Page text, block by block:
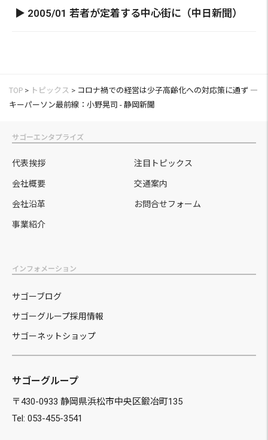
▶ 2005/01 若者が定着する中心街に（中日新聞）
TOP > トピックス > コロナ禍での経営は少子高齢化への対応策に通ず ―
キーパーソン最前線：小野晃司 - 静岡新聞
サゴーエンタプライズ
代表挨拶 注目トピックス
会社概要 交通案内
会社沿革 お問合せフォーム
事業紹介
インフォメーション
サゴーブログ
サゴーグループ採用情報
サゴーネットショップ
サゴーグループ
〒430-0933 静岡県浜松市中央区鍛冶町135
Tel: 053-455-3541